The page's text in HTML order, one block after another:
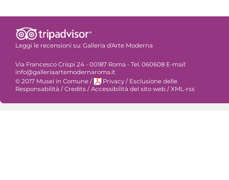
Leggi le recensioni su: Galleria d'Arte Moderna
Via Francesco Crispi 24 - 00187 Roma - Tel. 060608 E-mail:
info@galleriaartemodernaroma.it
© 2017 Musei in Comune / Privacy / Esclusione delle
Responsabilità /Credits /Accessibilità del sito web /XML-rss